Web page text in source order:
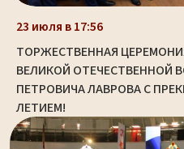
23 июля в 17:56
ТОРЖЕСТВЕННАЯ
ВЕЛИКОЙ ОТЕЧЕСТВЕННОЙ
ПЕТРОВИЧА ЛАВРОВА С
ЛЕТИЕМ!